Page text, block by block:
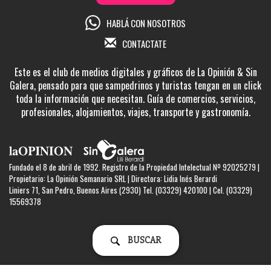
HABLÁ CON NOSOTROS
CONTACTATE
Este es el club de medios digitales y gráficos de La Opinión & Sin
Galera, pensado para que sampedrinos y turistas tengan en un click
toda la información que necesitan. Guía de comercios, servicios,
profesionales, alojamientos, viajes, transporte y gastronomía.
Fundado el 8 de abril de 1992. Registro de la Propiedad Intelectual Nº 92025279 |
Propietario: La Opinión Semanario SRL | Directora: Lidia Inés Berardi
Liniers 71, San Pedro, Buenos Aires (2930) Tel. (03329) 420100 | Cel. (03329)
15569378
BUSCAR